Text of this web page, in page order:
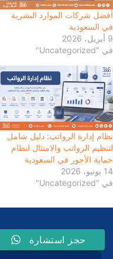
أفضل شركات الموارد البشرية
في السعودية
9 أبريل، 2026
في "Uncategorized"
نظام إدارة الرواتب: دليل شامل
لتنظيم الرواتب والامتثال لنظام
حماية الأجور في السعودية
14 يونيو، 2026
في "Uncategorized"
حجز استشارة